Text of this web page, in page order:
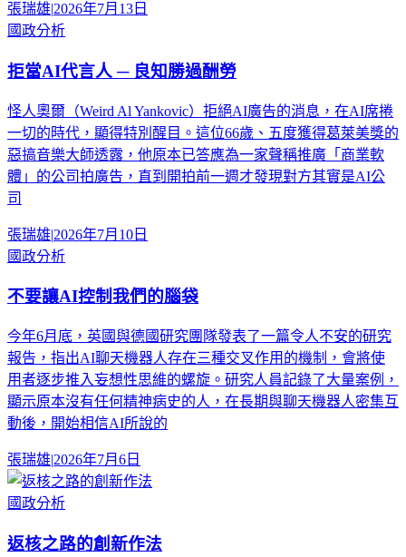
張瑞雄|2026年7月13日
國政分析
拒當AI代言人 ─ 良知勝過酬勞
怪人奧爾（Weird Al Yankovic）拒絕AI廣告的消息，在AI席捲
一切的時代，顯得特別醒目。這位66歲、五度獲得葛萊美獎的
惡搞音樂大師透露，他原本已答應為一家聲稱推廣「商業軟
體」的公司拍廣告，直到開拍前一週才發現對方其實是AI公
司
張瑞雄|2026年7月10日
國政分析
不要讓AI控制我們的腦袋
今年6月底，英國與德國研究團隊發表了一篇令人不安的研究
報告，指出AI聊天機器人存在三種交叉作用的機制，會將使
用者逐步推入妄想性思維的螺旋。研究人員記錄了大量案例，
顯示原本沒有任何精神病史的人，在長期與聊天機器人密集互
動後，開始相信AI所說的
張瑞雄|2026年7月6日
國政分析
返核之路的創新作法